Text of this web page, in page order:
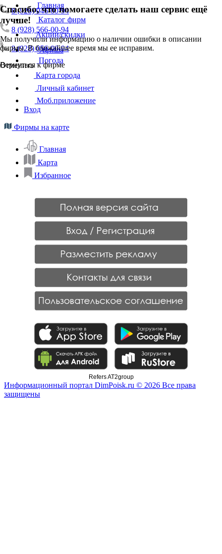
8 (928) 046-00-94
8 (928) 566-00-94
8 (928) 056-00-94
Отменить
Спасибо, что помогаете сделать наш сервис ещё
лучше!
Мы получили информацию о наличии ошибки в описании
фирмы. В ближайшее время мы ее исправим.
Вернуться к фирме
Главная
Каталог фирм
Акции/скидки
Афиша
Погода
Карта города
Личный кабинет
Моб.приложение
Вход
Фирмы на карте
Главная
Карта
Избранное
Refers AT2group
Информационный портал DimPoisk.ru © 2026 Все права
защищены